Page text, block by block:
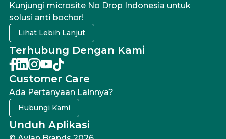
Kunjungi microsite No Drop Indonesia untuk
solusi anti bochor!
Lihat Lebih Lanjut
Terhubung Dengan Kami
Customer Care
Ada Pertanyaan Lainnya?
Hubungi Kami
Unduh Aplikasi